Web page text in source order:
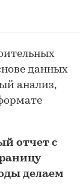
данных
анализ,
отчет с
аницу
делаем